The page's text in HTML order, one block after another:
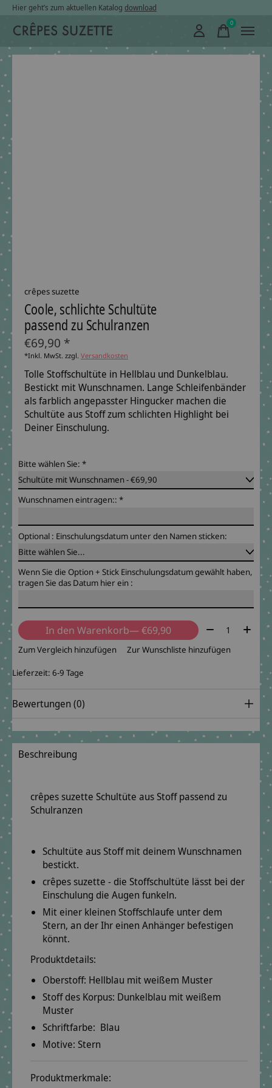
Hier geht’s zum aktuellen Katalog download
0items
crêpes suzette
Coole, schlichte Schultüte
passend zu Schulranzen
€69,90 *
*Inkl. MwSt. zzgl. Versandkosten
Tolle Stoffschultüte in Hellblau und Dunkelblau.
Bestickt mit Wunschnamen. Lange Schleifenbänder
als farblich angepasster Hingucker machen die
Schultüte aus Stoff zum schlichten Highlight bei
Deiner Einschulung.
Bitte wählen Sie: *
Wunschnamen eintragen:: *
Optional : Einschulungsdatum unter den Namen sticken:
Wenn Sie die Option + Stick Einschulungsdatum gewählt haben,
tragen Sie das Datum hier ein :
In den Warenkorb — €69,90 Menge:
Zum Vergleich hinzufügen Zur Wunschliste hinzufügen
Lieferzeit: 6-9 Tage
Bewertungen (0)
Beschreibung
crêpes suzette Schultüte aus Stoff passend zu
Schulranzen
Schultüte aus Stoff mit deinem Wunschnamen
bestickt.
crêpes suzette - die Stoffschultüte lässt bei der
Einschulung die Augen funkeln.
Mit einer kleinen Stoffschlaufe unter dem
Stern, an der Ihr einen Anhänger befestigen
könnt.
Produktdetails:
Oberstoff: Hellblau mit weißem Muster
Stoff des Korpus: Dunkelblau mit weißem
Muster
Schriftfarbe: Blau
Motive: Stern
Produktmerkmale: